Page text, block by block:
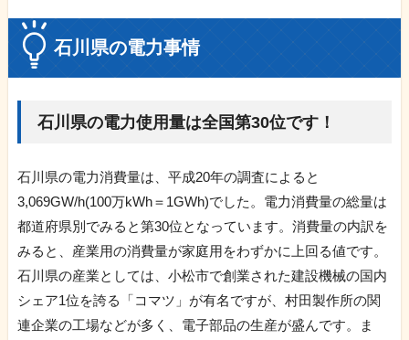
石川県の電力事情
石川県の電力使用量は全国第30位です！
石川県の電力消費量は、平成20年の調査によると
3,069GW/h(100万kWh＝1GWh)でした。電力消費量の総量は
都道府県別でみると第30位となっています。消費量の内訳を
みると、産業用の消費量が家庭用をわずかに上回る値です。
石川県の産業としては、小松市で創業された建設機械の国内
シェア1位を誇る「コマツ」が有名ですが、村田製作所の関
連企業の工場などが多く、電子部品の生産が盛んです。ま